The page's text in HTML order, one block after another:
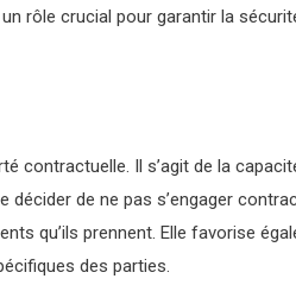
rôle crucial pour garantir la
contractuelle. Il s’agit de la
de ne pas s’engager
qu’ils prennent. Elle favorise
des parties.